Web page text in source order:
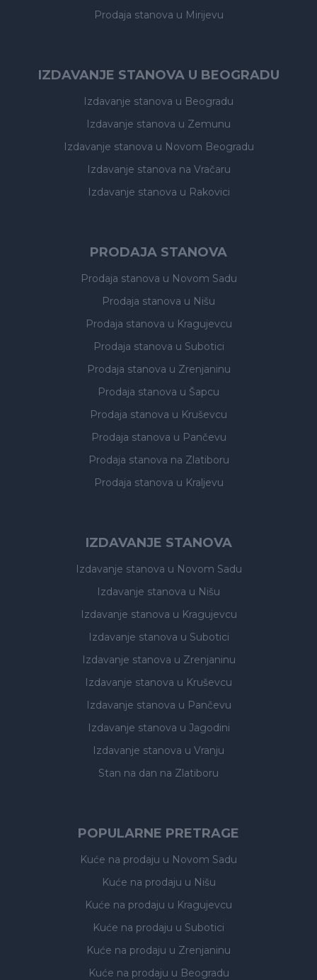
Prodaja stanova u Mirijevu
IZDAVANJE STANOVA U BEOGRADU
Izdavanje stanova u Beogradu
Izdavanje stanova u Zemunu
Izdavanje stanova u Novom Beogradu
Izdavanje stanova na Vračaru
Izdavanje stanova u Rakovici
PRODAJA STANOVA
Prodaja stanova u Novom Sadu
Prodaja stanova u Nišu
Prodaja stanova u Kragujevcu
Prodaja stanova u Subotici
Prodaja stanova u Zrenjaninu
Prodaja stanova u Šapcu
Prodaja stanova u Kruševcu
Prodaja stanova u Pančevu
Prodaja stanova na Zlatiboru
Prodaja stanova u Kraljevu
IZDAVANJE STANOVA
Izdavanje stanova u Novom Sadu
Izdavanje stanova u Nišu
Izdavanje stanova u Kragujevcu
Izdavanje stanova u Subotici
Izdavanje stanova u Zrenjaninu
Izdavanje stanova u Kruševcu
Izdavanje stanova u Pančevu
Izdavanje stanova u Jagodini
Izdavanje stanova u Vranju
Stan na dan na Zlatiboru
POPULARNE PRETRAGE
Kuće na prodaju u Novom Sadu
Kuće na prodaju u Nišu
Kuće na prodaju u Kragujevcu
Kuće na prodaju u Subotici
Kuće na prodaju u Zrenjaninu
Kuće na prodaju u Beogradu